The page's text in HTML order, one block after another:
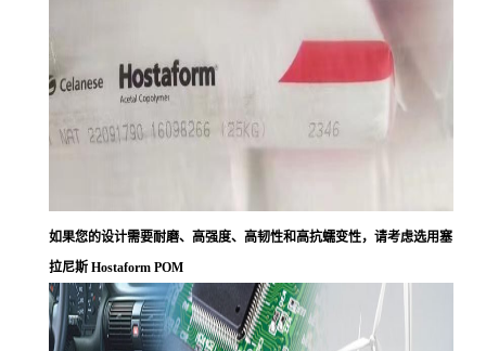
如果您的设计需要耐磨、高强度、高韧性和高抗蠕变性，请考虑选用塞
拉尼斯 Hostaform POM